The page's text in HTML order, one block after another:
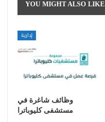
YOU MIGHT ALSO LIKE
إدارية
وظائف شاغرة في
مستشفى كليوباترا